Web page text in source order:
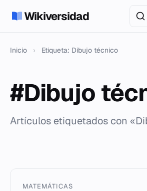
Wikiversidad
Inicio › Etiqueta: Dibujo técnico
#Dibujo
Artículos etiquetados con
MATEMÁTICAS